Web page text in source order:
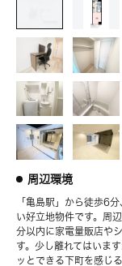
周辺環境
「亀島駅」から徒歩6
い好立地物件です。周
分以内に家電量販店や
す。少し離れてはいま
ッとできる下町を感じ